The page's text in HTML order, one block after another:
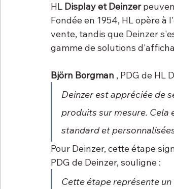
HL Display et Deinzer
Fondée en 1954, HL opère
vente, tandis que Deinzer
gamme de solutions
Björn Borgman , PDG de HL
Deinzer est appréciée de
produits sur mesure.
standard et
Pour Deinzer, cette étape
PDG de Deinzer, souligne :
Cette étape représente